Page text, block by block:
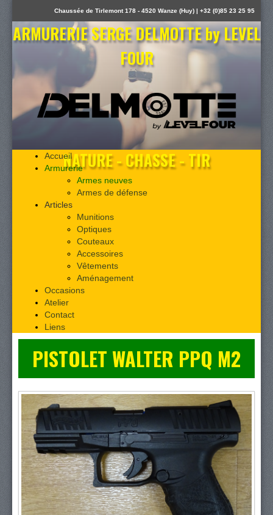
Chaussée de Tirlemont 178 - 4520 Wanze (Huy) | +32 (0)85 23 25 95
ARMURERIE SERGE DELMOTTE by LEVEL
FOUR
NATURE - CHASSE - TIR
Accueil
Armurerie
Armes neuves
Armes de défense
Articles
Munitions
Optiques
Couteaux
Accessoires
Vêtements
Aménagement
Occasions
Atelier
Contact
Liens
PISTOLET WALTER PPQ M2